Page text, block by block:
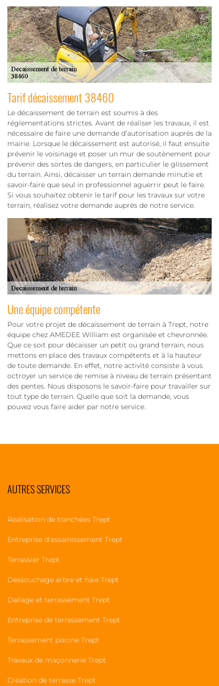
Tarif décaissement 38460
Le décaissement de terrain est soumis à des
réglementations strictes. Avant de réaliser les travaux, il est
nécessaire de faire une demande d’autorisation auprès de la
mairie. Lorsque le décaissement est autorisé, il faut ensuite
prévenir le voisinage et poser un mur de soutènement pour
prévenir des sortes de dangers, en particulier le glissement
du terrain. Ainsi, décaisser un terrain demande minutie et
savoir-faire que seul in professionnel aguerrir peut le faire.
Si vous souhaitez obtenir le tarif pour les travaux sur votre
terrain, réalisez votre demande auprès de notre service.
Une équipe compétente
Pour votre projet de décaissement de terrain à Trept, notre
équipe chez AMEDEE William est organisée et chevronnée.
Que ce soit pour décaisser un petit ou grand terrain, nous
mettons en place des travaux compétents et à la hauteur
de toute demande. En effet, notre activité consiste à vous
octroyer un service de remise à niveau de terrain présentant
des pentes. Nous disposons le savoir-faire pour travailler sur
tout type de terrain. Quelle que soit la demande, vous
pouvez vous faire aider par notre service.
AUTRES SERVICES
Réalisation de tranchées Trept
Entreprise d'assainissement Trept
Terrassier Trept
Dessouchage arbre et haie Trept
Dallage et terrassement Trept
Entreprise de terrassement Trept
Terrassement piscine Trept
Travaux de maçonnerie Trept
Création de terrasse Trept